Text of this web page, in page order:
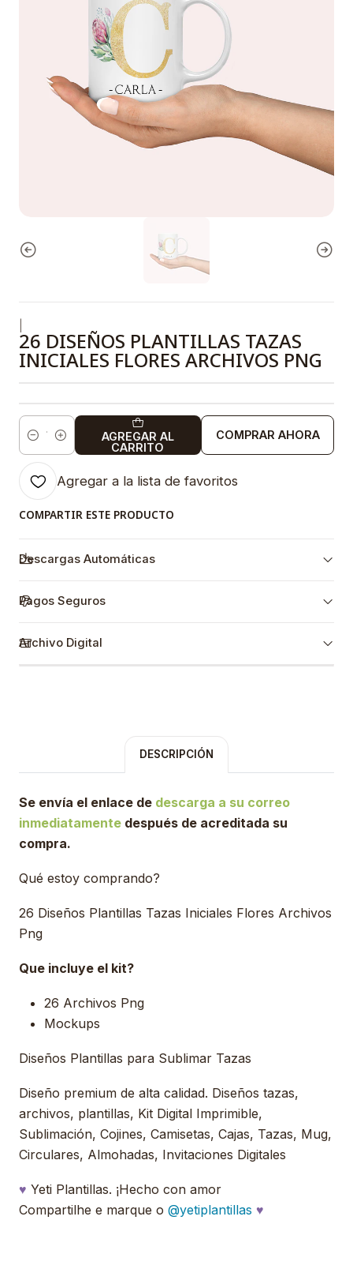
26 DISEÑOS PLANTILLAS TAZAS
INICIALES FLORES ARCHIVOS PNG
Cantidad
AGREGAR AL
CARRITO
COMPRAR AHORA
Agregar a la lista de favoritos
COMPARTIR ESTE PRODUCTO
Descargas Automáticas
Pagos Seguros
Archivo Digital
DESCRIPCIÓN
Se envía el enlace de descarga a su correo
inmediatamente después de acreditada su
compra.
Qué estoy comprando?
26 Diseños Plantillas Tazas Iniciales Flores Archivos
Png
Que incluye el kit?
26 Archivos Png
Mockups
Diseños Plantillas para Sublimar Tazas
Diseño premium de alta calidad. Diseños tazas,
archivos, plantillas, Kit Digital Imprimible,
Sublimación, Cojines, Camisetas, Cajas, Tazas, Mug,
Circulares, Almohadas, Invitaciones Digitales
♥ Yeti Plantillas. ¡Hecho con amor
Compartilhe e marque o @yetiplantillas ♥